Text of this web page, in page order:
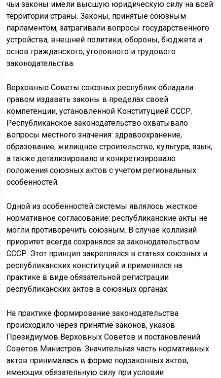
чьи законы имели высшую юридическую силу на всей
территории страны. Законы, принятые союзным
парламентом, затрагивали вопросы государственного
устройства, внешней политики, обороны, бюджета и
основ гражданского, уголовного и трудового
законодательства.
Верховные Советы союзных республик обладали
правом издавать законы в пределах своей
компетенции, установленной Конституцией СССР.
Республиканское законодательство охватывало
вопросы местного значения: здравоохранение,
образование, жилищное строительство, культура, язык,
а также детализировало и конкретизировало
положения союзных актов с учетом региональных
особенностей.
Одной из особенностей системы являлось жесткое
нормативное согласование: республиканские акты не
могли противоречить союзным. В случае коллизий
приоритет всегда сохранялся за законодательством
СССР. Этот принцип закреплялся в статьях союзных и
республиканских конституций и применялся на
практике в виде обязательной регистрации
республиканских актов в союзных органах.
На практике формирование законодательства
происходило через принятие законов, указов
Президиумов Верховных Советов и постановлений
Советов Министров. Значительная часть нормативных
актов принималась в форме подзаконных актов,
имеющих обязательную силу при условии